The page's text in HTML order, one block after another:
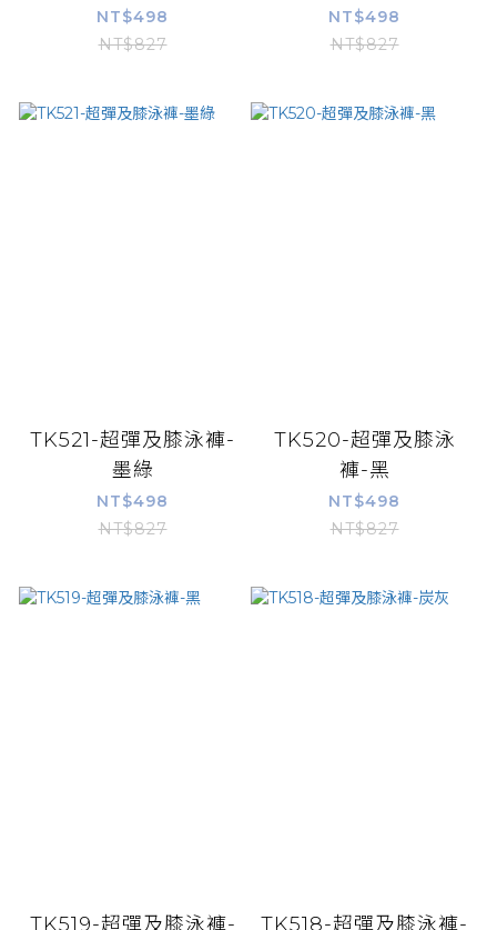
NT$498
NT$827
NT$498
NT$827
TK521-超彈及膝泳褲-
墨綠
NT$498
NT$827
TK520-超彈及膝泳
褲-黑
NT$498
NT$827
TK519-超彈及膝泳褲-
TK518-超彈及膝泳褲-